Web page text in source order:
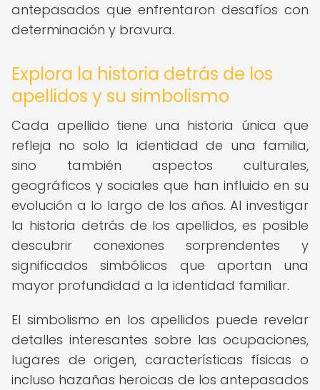
antepasados que enfrentaron desafíos con
determinación y bravura.
Explora la historia detrás de los
apellidos y su simbolismo
Cada apellido tiene una historia única que
refleja no solo la identidad de una familia,
sino también aspectos culturales,
geográficos y sociales que han influido en su
evolución a lo largo de los años. Al investigar
la historia detrás de los apellidos, es posible
descubrir conexiones sorprendentes y
significados simbólicos que aportan una
mayor profundidad a la identidad familiar.
El simbolismo en los apellidos puede revelar
detalles interesantes sobre las ocupaciones,
lugares de origen, características físicas o
incluso hazañas heroicas de los antepasados